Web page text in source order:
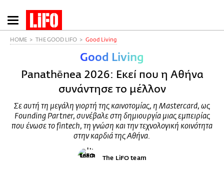
Παράκαμψη
προς
HOME THE GOOD LIFO Good Living
Good Living
Panathēnea 2026: Εκεί που η Αθήνα
συνάντησε το μέλλον
Σε αυτή τη μεγάλη γιορτή της καινοτομίας, η Mastercard, ως
Founding Partner, συνέβαλε στη δημιουργία μιας εμπειρίας
που ένωσε το fintech, τη γνώση και την τεχνολογική κοινότητα
στην καρδιά της Αθήνα.
The LiFO team